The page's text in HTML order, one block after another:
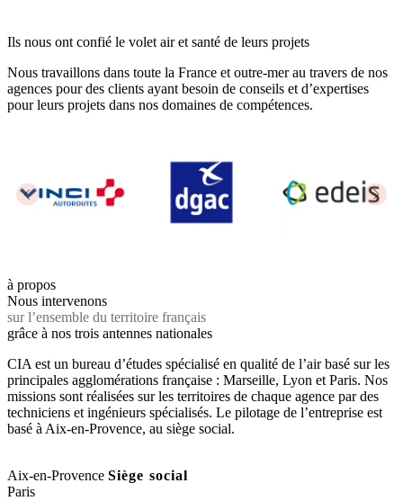
Ils nous ont confié le volet air et santé de leurs projets
Nous travaillons dans toute la France et outre-mer au travers de nos
agences pour des clients ayant besoin de conseils et d’expertises
pour leurs projets dans nos domaines de compétences.
à propos
Nous intervenons
sur l’ensemble du territoire français
grâce à nos trois antennes nationales
CIA est un bureau d’études spécialisé en qualité de l’air basé sur les
principales agglomérations française : Marseille, Lyon et Paris. Nos
missions sont réalisées sur les territoires de chaque agence par des
techniciens et ingénieurs spécialisés. Le pilotage de l’entreprise est
basé à Aix-en-Provence, au siège social.
Aix-en-Provence Siège social
Paris